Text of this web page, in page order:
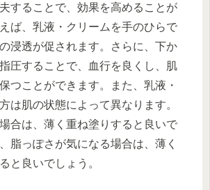
することで、効果を高めることが
ば、乳液・クリームを手のひらで
浸透が促されます。さらに、下か
圧することで、血行を良くし、肌
つことができます。また、乳液・
は肌の状態によって異なります。
合は、薄く重ね塗りすると良いで
脂っぽさが気になる場合は、薄く
と良いでしょう。